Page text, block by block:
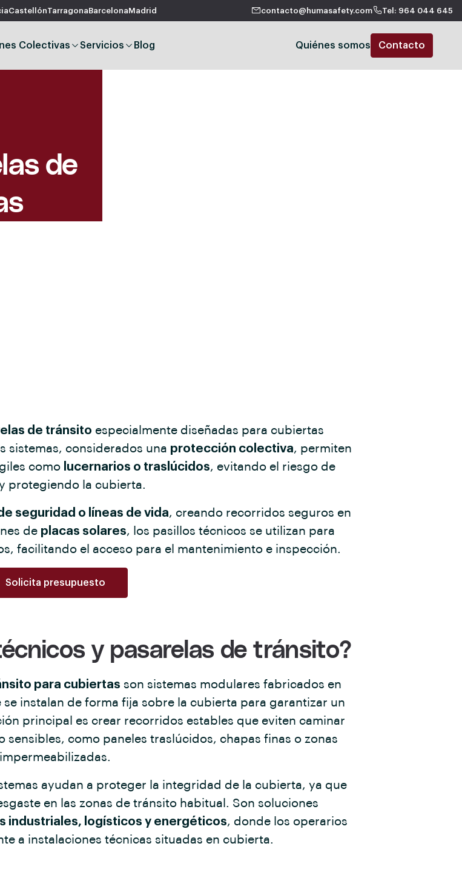
CastellónTarragonaBarcelonaMadrid contacto@humasafety.com Tel: 964 044 645
Colectivas Servicios Blog Quiénes somos Contacto
de
de tránsito especialmente diseñadas para cubiertas
sistemas, considerados una protección colectiva, permiten
como lucernarios o traslúcidos, evitando el riesgo de
protegiendo la cubierta.
seguridad o líneas de vida, creando recorridos seguros en
de placas solares, los pasillos técnicos se utilizan para
facilitando el acceso para el mantenimiento e inspección.
Solicita presupuesto
y pasarelas de tránsito?
para cubiertas son sistemas modulares fabricados en
instalan de forma fija sobre la cubierta para garantizar un
principal es crear recorridos estables que eviten caminar
como paneles traslúcidos, chapas finas o zonas
impermeabilizadas.
ayudan a proteger la integridad de la cubierta, ya que
en las zonas de tránsito habitual. Son soluciones
industriales, logísticos y energéticos, donde los operarios
a instalaciones técnicas situadas en cubierta.